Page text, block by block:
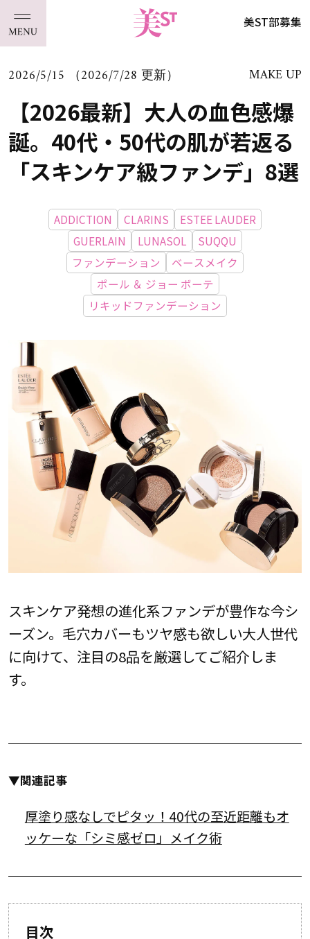
美ST部募集
2026/5/15 （2026/7/28 更新） MAKE UP
【2026最新】大人の血色感爆
誕。40代・50代の肌が若返る
「スキンケア級ファンデ」8選
ADDICTION CLARINS
ESTEE LAUDER
GUERLAIN
LUNASOL
SUQQU
ファンデーション
ベースメイク
ポール ＆ ジョー ボーテ
リキッドファンデーション
スキンケア発想の進化系ファンデが豊作な今シ
ーズン。毛穴カバーもツヤ感も欲しい大人世代
に向けて、注目の8品を厳選してご紹介しま
す。
▼関連記事
厚塗り感なしでピタッ！40代の至近距離もオ
ッケーな「シミ感ゼロ」メイク術
目次